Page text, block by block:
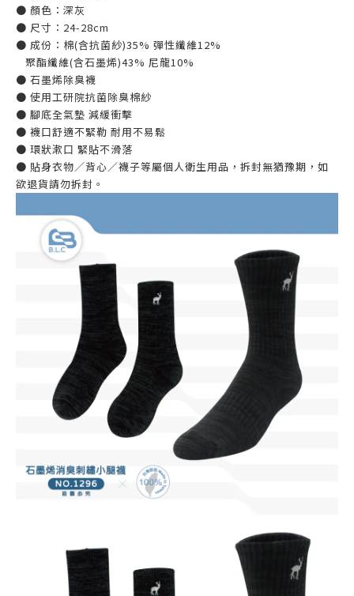
● 顏色：深灰
● 尺寸：24-28cm
● 成份：棉(含抗菌紗)35% 彈性纖維12%
聚酯纖維(含石墨烯)43% 尼龍10%
● 石墨烯除臭襪
● 使用工研院抗菌除臭棉紗
● 腳底全氣墊 減緩衝擊
● 襪口舒適不緊勒 耐用不易鬆
● 環狀漱口 緊貼不滑落
● 貼身衣物／背心／襪子等屬個人衛生用品，拆封無猶豫期，如
欲退貨請勿拆封。